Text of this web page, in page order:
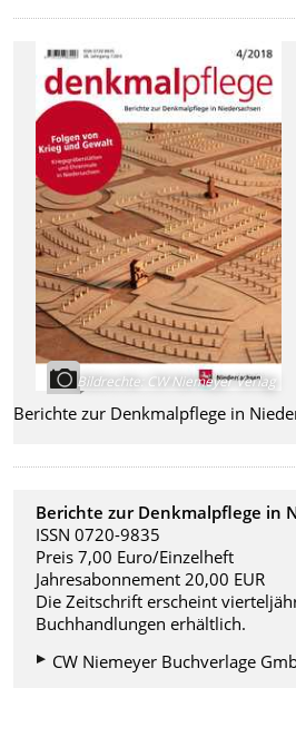
Bildrechte: CW Niemeyer Verlag
Berichte zur Denkmalpflege in
Berichte zur Denkmalpflege in
ISSN 0720-9835
Preis 7,00 Euro/Einzelheft
Jahresabonnement 20,00 EUR
Die Zeitschrift erscheint
Buchhandlungen erhältlich.
CW Niemeyer Buchverlage